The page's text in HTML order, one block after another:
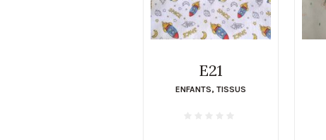
E21
ENFANTS,TISSUS